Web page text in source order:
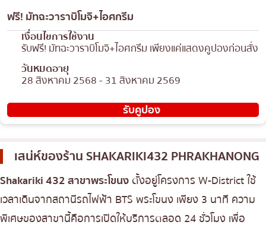
ฟรี! มัทฉะวาราบิโมจิ+ไอศกรีม
เงื่อนไขการใช้งาน
รับฟรี! มัทฉะวาราบิโมจิ+ไอศกรีม เพียงแค่แสดงคูปองก่อนสั่ง
วันหมดอายุ
28 สิงหาคม 2568 - 31 สิงหาคม 2569
รับคูปอง
เสน่ห์ของร้านSHAKARIKI432 PHRAKHANONG
Shakariki 432 สาขาพระโขนง ตั้งอยู่โครงการ W-District ใช้
เวลาเดินจากสถานีรถไฟฟ้า BTS พระโขนง เพียง 3 นาที ความ
พิเศษของสาขานี้คือการเปิดให้บริการตลอด 24 ชั่วโมง เพื่อ